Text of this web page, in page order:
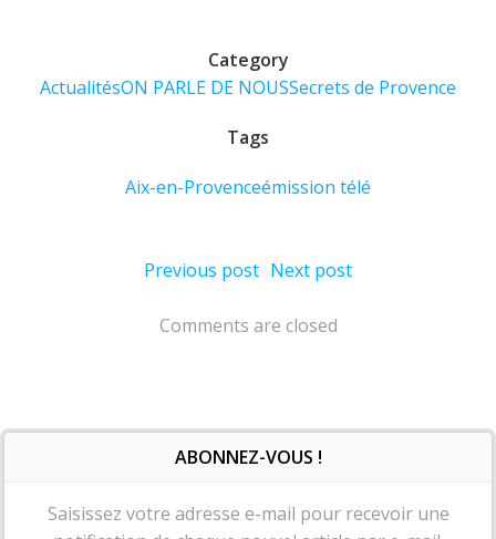
Category
ActualitésON PARLE DE NOUSSecrets de Provence
Tags
Aix-en-Provenceémission télé
Post
navigation
Previous post Post
navigation
Next post
Comments are closed
ABONNEZ-VOUS !
Saisissez votre adresse e-mail pour recevoir une